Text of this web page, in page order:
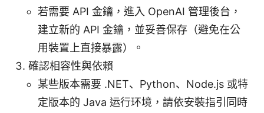
若需要 API 金鑰，進入 OpenAI 管理後台，
建立新的 API 金鑰，並妥善保存（避免在公
用裝置上直接暴露）。
確認相容性與依賴
某些版本需要 .NET、Python、Node.js 或特
定版本的 Java 运行环境，請依安裝指引同時